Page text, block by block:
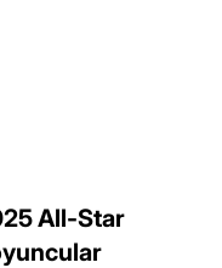
All-Star